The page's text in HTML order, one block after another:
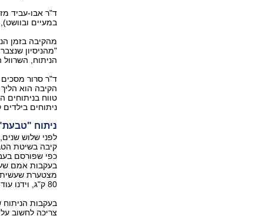
ד"ר אבו-עביד
במעיים ובוושט‭,(‬ את הסיכון לדימום ודליפה
מהקיבה בזמן
הניתוח,
הקיבה הוא
טווח בניתוחים
ניתוחים בילדים
ניתוח "טבעת‭:"‬ סיבוכים רבים מול הגבלת אכילה
כפי שפורסם
בעקבות אמם
80 ק"ג, וידנו עוד נטויה‭."‬
בעקבות
צריכה לחשוב